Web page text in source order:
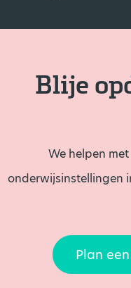
Blije
We helpen
onderwijsinstellingen
Plan